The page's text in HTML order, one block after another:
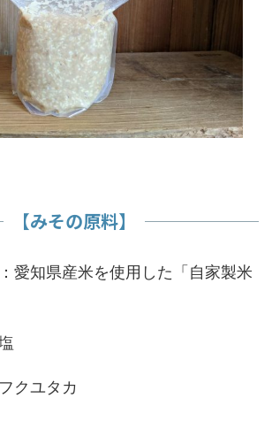
【みその原料】
愛知県産米を使用した「自家製米
クユタカ